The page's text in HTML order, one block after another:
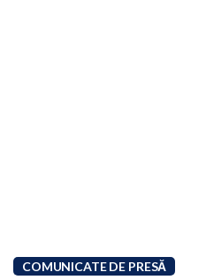
COMUNICATE DE PRESĂ